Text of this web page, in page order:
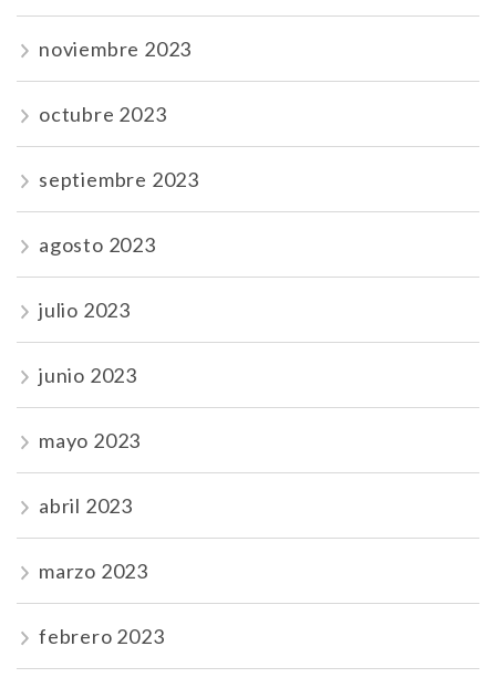
noviembre 2023
octubre 2023
septiembre 2023
agosto 2023
julio 2023
junio 2023
mayo 2023
abril 2023
marzo 2023
febrero 2023